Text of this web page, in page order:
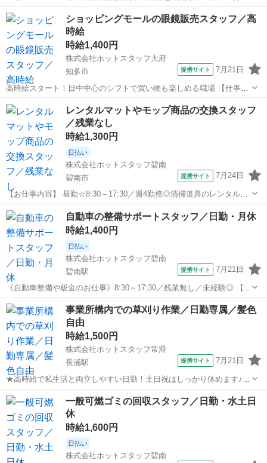
内容】 ・空調完備 ・休憩室あり(ロッカーもあり) ・駐車場あり ・服
装あり ・キレイな職場 ＼ 自動車好き必見のアクティブワーク★ ／ オ
フィス...
愛知 三河高浜駅
ショッピングモールの眼鏡販売スタッフ／高
時給
時給1,400円
株式会社ホットスタッフ大府
知多市
提携サイト 7月21日
高時給スタート！日中中心のシフトで買い物も楽しめる職場 【仕事内
容】 【作業内容】 メガネショップでお客様への接客・販売 ・来店さ
れたお客様への接客 ・レジでのお会計や袋詰め ・商品購入や修理等の
ご案内 ・視力測定 等...
愛知 その他
レンタルマットやモップ商品の交換スタッフ
／残業なし
時給1,300円
日払い
株式会社ホットスタッフ碧南
碧南市
提携サイト 7月24日
【お仕事内容】 昼勤☆8:30～17:30／週4勤務◎清掃道具のレンタルモ
ップやマットの交換 【仕事内容】 ・駐車場あり ・指定制服あり 週4
勤務☆ ※基本的に土・日・月休みですが連休前は 月曜休みが他の曜日
に変更になる...
愛知 その他
自動車の整備サポートスタッフ／日勤・月休
時給1,400円
日払い
株式会社ホットスタッフ碧南
碧南駅
提携サイト 7月21日
《自動車整備や板金のお仕事》8:30～17:30／残業無し／未経験◎ 【仕
事内容】 ・スポットクーラーあり ・休憩室あり ・駐車場あり ・制服
あり ＼ 車好きにピッタリ★未経験からプロになれる自動車整備・板金
スタッフ！ ...
愛知 碧南市 碧南駅 その他
事業所構内での草刈り作業／日勤専属／髪色
自由
時給1,500円
株式会社ホットスタッフ常滑
長浦駅
提携サイト 7月21日
★高時給で私生活と両立しやすい日勤！土日祝はしっかり休めます♪
＼ホットスタッフ常滑が選ばれる理由／ ◆ 幅広いお仕事をご紹介！
製造・軽作業・事務・販売まで、さまざまなお仕事をご用意。 空港関
連のお仕事から地元企業まで...
愛知 長浦駅 その他
一般可燃ゴミの回収スタッフ／日勤・水土日
休
時給1,600円
日払い
株式会社ホットスタッフ碧南